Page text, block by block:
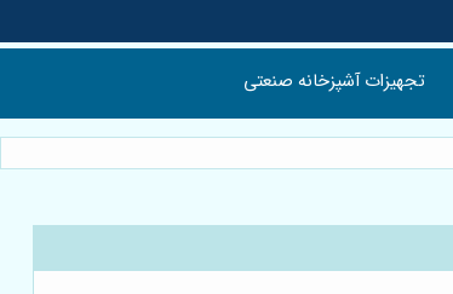
تجهیزات آشپزخانه صنعتی